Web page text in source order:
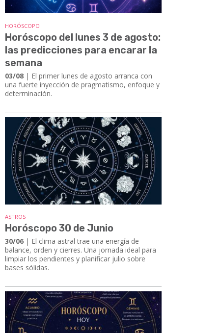
HORÓSCOPO
Horóscopo del lunes 3 de agosto:
las predicciones para encarar la
semana
03/08 | El primer lunes de agosto arranca con
una fuerte inyección de pragmatismo, enfoque y
determinación.
ASTROS
Horóscopo 30 de Junio
30/06 | El clima astral trae una energía de
balance, orden y cierres. Una jornada ideal para
limpiar los pendientes y planificar julio sobre
bases sólidas.